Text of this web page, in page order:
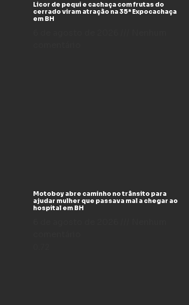
Licor de pequi e cachaça com frutas do
cerrado viram atração na 35ª Expocachaça
em BH
Motoboy abre caminho no trânsito para
ajudar mulher que passava mal a chegar ao
hospital em BH